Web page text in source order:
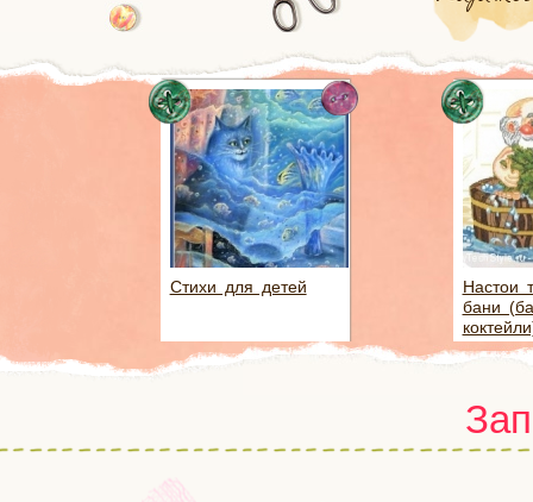
Стихи для детей
Настои
бани